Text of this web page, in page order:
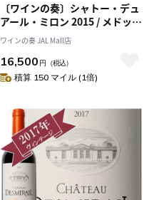
〔ワインの奏〕シャトー・デュ
アール・ミロン 2015 / メドック
格付け第４級 QUATRIEMES
Grands Crus
ワインの奏 JAL Mall店
16,500 円 （税込）
積算 150 マイル (1倍)